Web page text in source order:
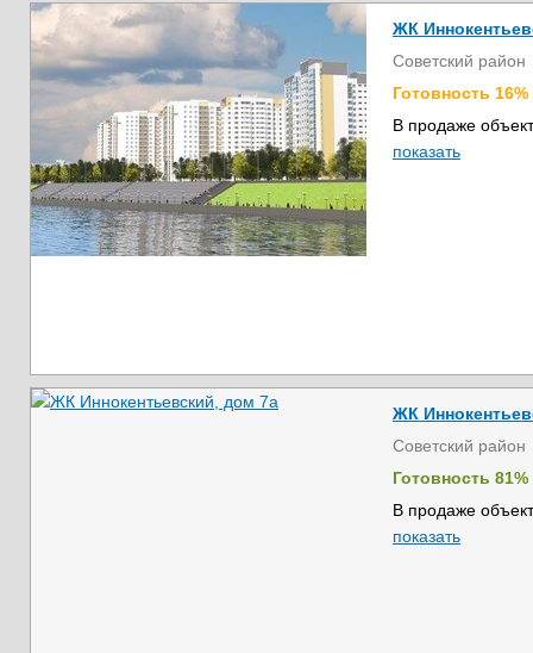
ЖК
Советский район
Готовность 16%
В продаже
показать
ЖК
Советский район
Готовность 81%
В продаже
показать